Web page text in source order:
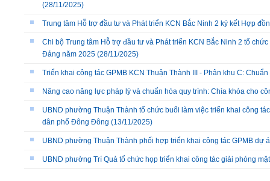
(28/11/2025)
Trung tâm Hỗ trợ đầu tư và Phát triển KCN Bắc Ninh 2 ký kết Hợp
Chi bộ Trung tâm Hỗ trợ đầu tư và Phát triển KCN Bắc Ninh 2 tổ
Đảng năm 2025 (28/11/2025)
Triển khai công tác GPMB KCN Thuận Thành III - Phân khu C:
Nâng cao năng lực pháp lý và chuẩn hóa quy trình: Chìa khóa cho
UBND phường Thuận Thành tổ chức buổi làm việc triển khai công
dân phố Đông Đông (13/11/2025)
UBND phường Thuận Thành phối hợp triển khai công tác GPMB dự
UBND phường Trí Quả tổ chức họp triển khai công tác giải phóng